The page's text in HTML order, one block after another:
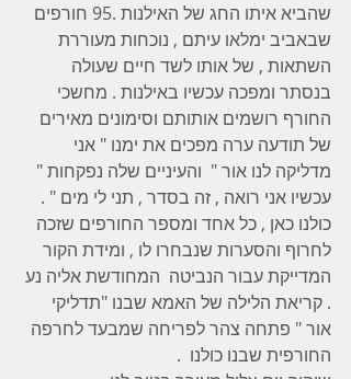
שהביא איתו החג של האילנות .95 חורפים
שבאביב ימלאו עיתם , נוכחות מעוררת
השתאות , של אותו לשד חיים שעולה
בנסתר ומפכה עכשיו באילנות . מחשכי
החורף רושמים אותותם וסימונים מאירים
של תודעה ערה מפכים את ימנו " אני
מדליקה לנו אור "  והעיניים שלה נפקחות "
עכשיו אני רואה , זה בסדר , תני לי מים " .
כולנו כאן , כל אחד ומספר החורפים שזכה
לחרוף והסערות שנבחרו לו , ומידת הקור
המדייקת עבור הנביטה  המחודשת אליה נע
. קריאת הלילה של האמא שבנו "תדליקי
אור " פתחה צהר לפריחה שמבעד לחרפה
החורפית שבנו כולנו  .